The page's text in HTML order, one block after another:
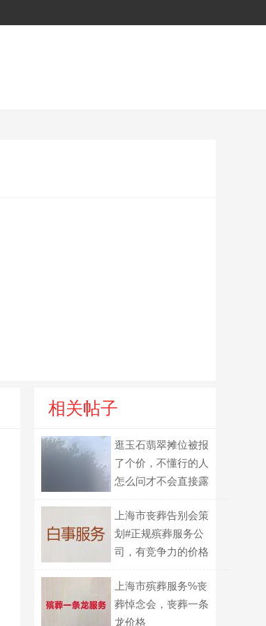
相关帖子
逛玉石翡翠摊位被报
了个价，不懂行的人
怎么问才不会直接露
上海市丧葬告别会策
划#正规殡葬服务公
司，有竞争力的价格
上海市殡葬服务%丧
葬悼念会，丧葬一条
龙价格